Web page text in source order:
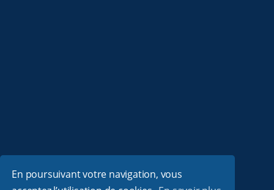
En poursuivant votre navigation, vous